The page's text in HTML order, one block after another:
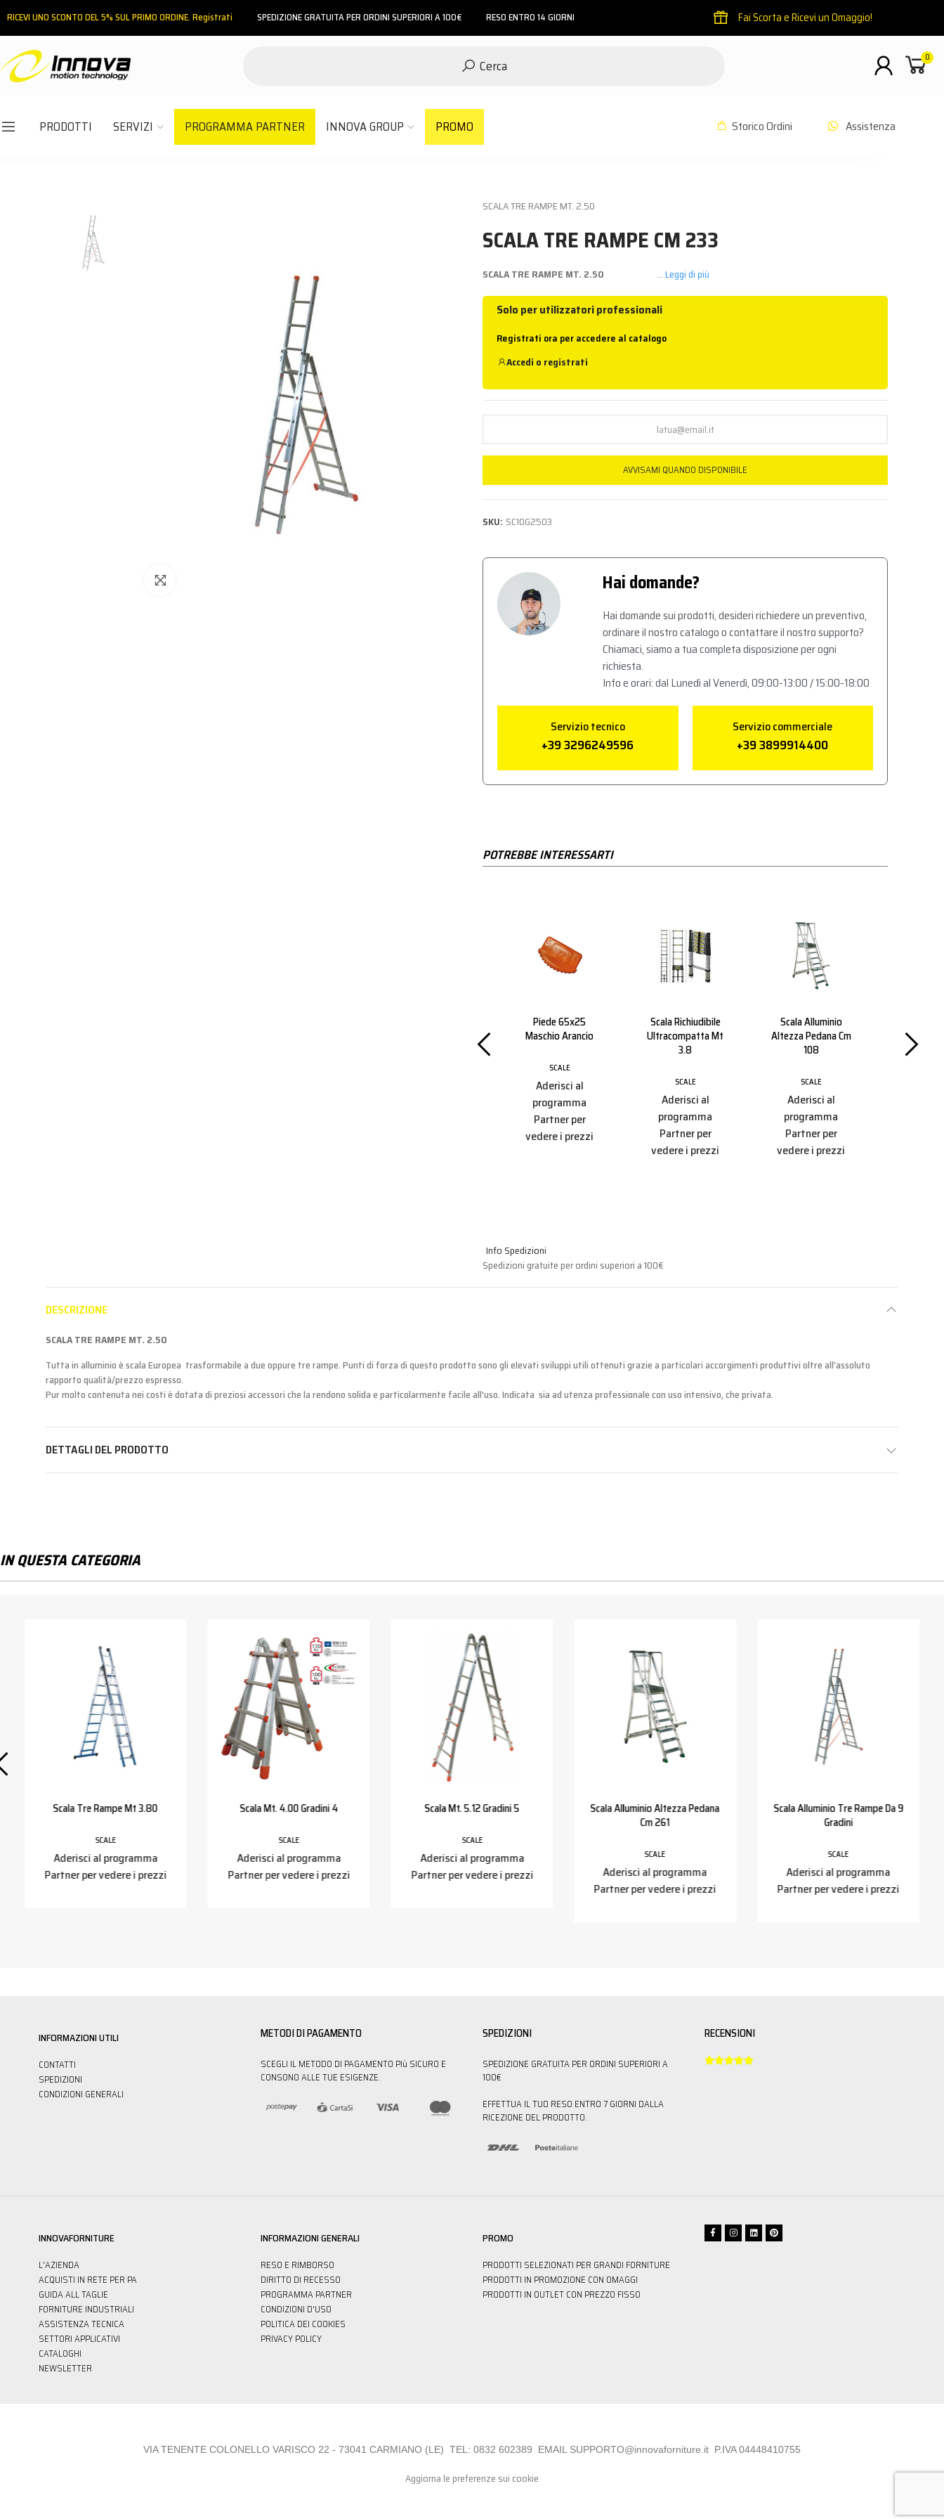
RICEVI UNO SCONTO DEL 5% SUL PRIMO ORDINE. Registrati SPEDIZIONE GRATUITA PER ORDINI SUPERIORI A 100€ RESO ENTRO 14 GIORNI Fai Scorta e Ricevi un Omaggio!
Cerca 0
PRODOTTI SERVIZI PROGRAMMA PARTNER INNOVA GROUP PROMO Storico Ordini Assistenza
SCALA TRE RAMPE MT. 2.50
SCALA TRE RAMPE CM 233
SCALA TRE RAMPE MT. 2.50 ...Leggi di più
Solo per utilizzatori professionali
Registrati ora per accedere al catalogo
Accedi o registrati
AVVISAMI QUANDO DISPONIBILE
SKU: SC10G2503
Hai domande?
Hai domande sui prodotti, desideri richiedere un preventivo,
ordinare il nostro catalogo o contattare il nostro supporto?
Chiamaci, siamo a tua completa disposizione per ogni
richiesta.
Info e orari: dal Lunedì al Venerdì, 09:00-13:00 / 15:00-18:00
Servizio tecnico
+39 3296249596
Servizio commerciale
+39 3899914400
POTREBBE INTERESSARTI
Piede 65x25
Maschio Arancio
SCALE
Aderisci al
programma
Partner per
vedere i prezzi
Scala Richiudibile
Ultracompatta Mt
3.8
SCALE
Aderisci al
programma
Partner per
vedere i prezzi
Scala Alluminio
Altezza Pedana Cm
108
SCALE
Aderisci al
programma
Partner per
vedere i prezzi
Rampe
Info Spedizioni
Spedizioni gratuite per ordini superiori a 100€
DESCRIZIONE
SCALA TRE RAMPE MT. 2.50
Tutta in alluminio è scala Europea trasformabile a due oppure tre rampe. Punti di forza di questo prodotto sono gli elevati sviluppi utili ottenuti grazie a particolari accorgimenti produttivi oltre all’assoluto
rapporto qualità/prezzo espresso.
Pur molto contenuta nei costi è dotata di preziosi accessori che la rendono solida e particolarmente facile all’uso. Indicata sia ad utenza professionale con uso intensivo, che privata.
DETTAGLI DEL PRODOTTO
IN QUESTA CATEGORIA
Scala Tre Rampe Mt 3.80
SCALE
Aderisci al programma
Partner per vedere i prezzi
Scala Mt. 4.00 Gradini 4
SCALE
Aderisci al programma
Partner per vedere i prezzi
Scala Mt. 5.12 Gradini 5
SCALE
Aderisci al programma
Partner per vedere i prezzi
Scala Alluminio Altezza Pedana
Cm 261
SCALE
Aderisci al programma
Partner per vedere i prezzi
Scala Alluminio Tre Rampe Da 9
Gradini
SCALE
Aderisci al programma
Partner per vedere i prezzi
INFORMAZIONI UTILI
CONTATTI
SPEDIZIONI
CONDIZIONI GENERALI
METODI DI PAGAMENTO
SCEGLI IL METODO DI PAGAMENTO PIù SICURO E
CONSONO ALLE TUE ESIGENZE.
SPEDIZIONI
SPEDIZIONE GRATUITA PER ORDINI SUPERIORI A
100€
EFFETTUA IL TUO RESO ENTRO 7 GIORNI DALLA
RICEZIONE DEL PRODOTTO.
RECENSIONI

INNOVAFORNITURE
L'AZIENDA
ACQUISTI IN RETE PER PA
GUIDA ALL TAGLIE
FORNITURE INDUSTRIALI
ASSISTENZA TECNICA
SETTORI APPLICATIVI
CATALOGHI
NEWSLETTER
INFORMAZIONI GENERALI
RESO E RIMBORSO
DIRITTO DI RECESSO
PROGRAMMA PARTNER
CONDIZIONI D'USO
POLITICA DEI COOKIES
PRIVACY POLICY
PROMO
PRODOTTI SELEZIONATI PER GRANDI FORNITURE
PRODOTTI IN PROMOZIONE CON OMAGGI
PRODOTTI IN OUTLET CON PREZZO FISSO
VIA TENENTE COLONELLO VARISCO 22 - 73041 CARMIANO (LE) TEL: 0832 602389 EMAIL SUPPORTO@innovaforniture.it P.IVA 04448410755
Aggiorna le preferenze sui cookie